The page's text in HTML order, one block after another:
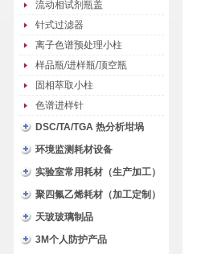
流动相试剂瓶盖
针式过滤器
离子色谱预处理小柱
样品瓶/进样瓶/顶空瓶
固相萃取小柱
色谱进样针
DSC/TA/TGA 热分析坩埚
环境监测耗材设备
实验室常用耗材（生产加工）
聚四氟乙烯耗材（加工定制）
天玻玻璃制品
3M个人防护产品